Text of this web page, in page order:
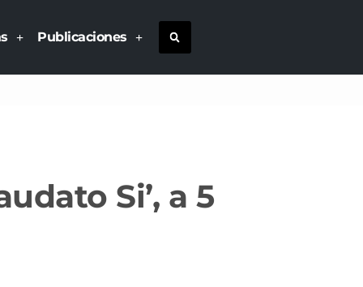
Publicaciones
Si’, a 5